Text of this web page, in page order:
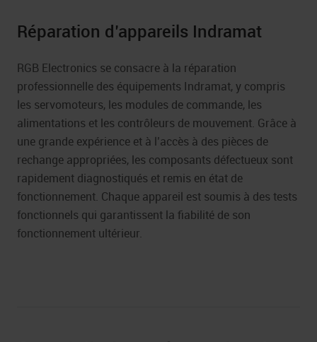
Réparation d’appareils Indramat
RGB Electronics se consacre à la réparation
professionnelle des équipements Indramat, y compris
les servomoteurs, les modules de commande, les
alimentations et les contrôleurs de mouvement. Grâce à
une grande expérience et à l’accès à des pièces de
rechange appropriées, les composants défectueux sont
rapidement diagnostiqués et remis en état de
fonctionnement. Chaque appareil est soumis à des tests
fonctionnels qui garantissent la fiabilité de son
fonctionnement ultérieur.